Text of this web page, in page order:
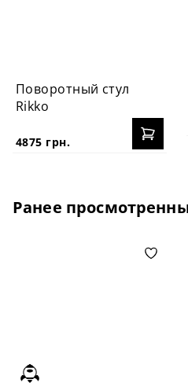
Поворотный стул
Rikko
4875 грн.
Ранее